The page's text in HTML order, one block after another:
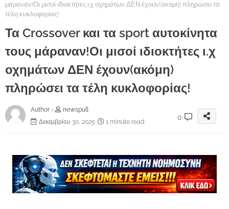
μάραναν!Οι μισοί ιδιοκτήτες ι.χ οχημάτων ΔΕΝ έχουν(ακόμη) πληρώσει τα
τέλη κυκλοφορίας!
Τα Crossover και τα sport αυτοκίνητα
τους μάραναν!Οι μισοί ιδιοκτήτες ι.χ
οχημάτων ΔΕΝ έχουν(ακόμη)
πληρώσει τα τέλη κυκλοφορίας!
Author -
newspull
Δεκεμβρίου 30, 2025
1 minute read
0